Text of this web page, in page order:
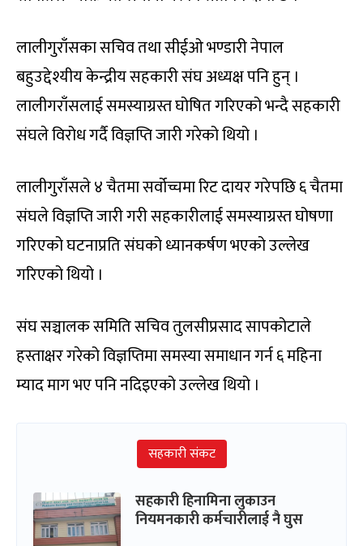
लालीगुराँसका सचिव तथा सीईओ भण्डारी नेपाल
बहुउद्देश्यीय केन्द्रीय सहकारी संघ अध्यक्ष पनि हुन् ।
लालीगराँसलाई समस्याग्रस्त घोषित गरिएको भन्दै सहकारी
संघले विरोध गर्दै विज्ञप्ति जारी गरेको थियो ।
लालीगुराँसले ४ चैतमा सर्वोच्चमा रिट दायर गरेपछि ६ चैतमा
संघले विज्ञप्ति जारी गरी सहकारीलाई समस्याग्रस्त घोषणा
गरिएको घटनाप्रति संघको ध्यानकर्षण भएको उल्लेख
गरिएको थियो ।
संघ सञ्चालक समिति सचिव तुलसीप्रसाद सापकोटाले
हस्ताक्षर गरेको विज्ञप्तिमा समस्या समाधान गर्न ६ महिना
म्याद माग भए पनि नदिइएको उल्लेख थियो ।
सहकारी संकट
सहकारी हिनामिना लुकाउन
नियमनकारी कर्मचारीलाई नै घुस